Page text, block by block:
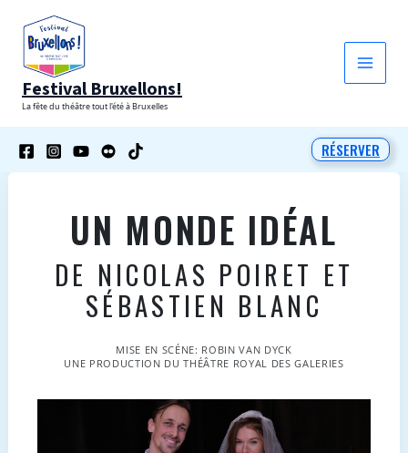
contenu
Festival Bruxellons!
La fête du théâtre tout l'été à Bruxelles
RÉSERVER
UN MONDE IDÉAL
DE NICOLAS POIRET ET
SÉBASTIEN BLANC
MISE EN SCÉNE: ROBIN VAN DYCK
UNE PRODUCTION DU THÉÂTRE ROYAL DES GALERIES